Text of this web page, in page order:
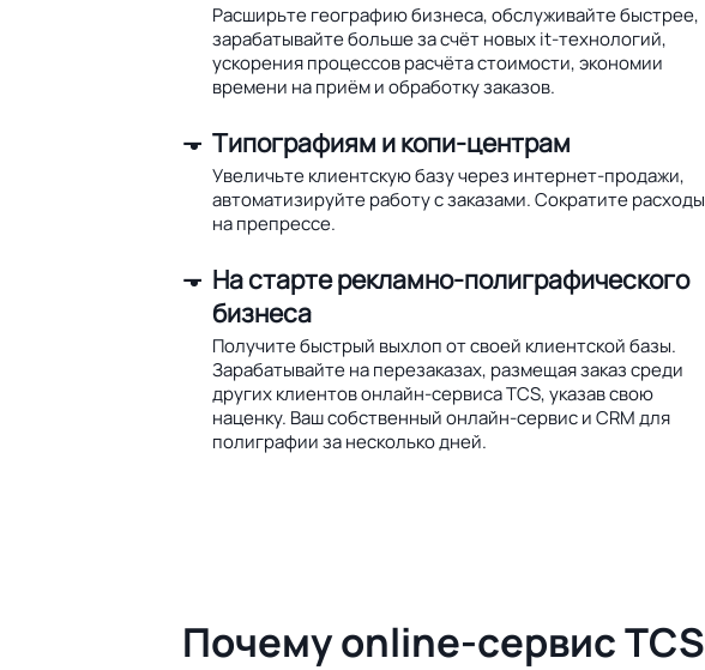
Расширьте географию бизнеса, обслуживайте быстрее,
зарабатывайте больше за счёт новых it-технологий,
ускорения процессов расчёта стоимости, экономии
времени на приём и обработку заказов.
Типографиям и копи-центрам
Увеличьте клиентскую базу через интернет-продажи,
автоматизируйте работу с заказами. Сократите расходы
на препрессе.
На старте рекламно-полиграфического
бизнеса
Получите быстрый выхлоп от своей клиентской базы.
Зарабатывайте на перезаказах, размещая заказ среди
других клиентов онлайн-сервиса TCS, указав свою
наценку. Ваш собственный онлайн-сервис и CRM для
полиграфии за несколько дней.
Почему online-сервис TCS